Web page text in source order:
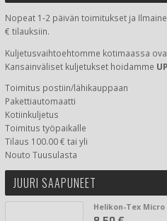
Nopeat 1-2 päivän toimitukset ja
€ tilauksiin.
Kuljetusvaihtoehtomme kotimaassa
Kansainväliset kuljetukset hoidamme
Toimitus postiin/lähikauppaan
Pakettiautomaatti
Kotiinkuljetus
Toimitus työpaikalle
Tilaus 100.00 € tai yli
Nouto Tuusulasta
JUURI SAAPUNEET
Helikon-Tex Micro